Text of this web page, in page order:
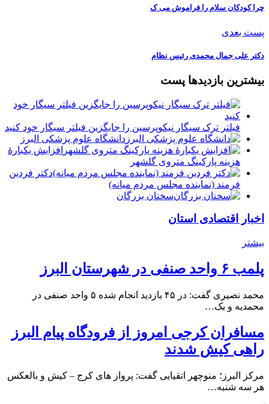
چرا کودکان سلام را فراموش می ک
پست بعدی
دکتر علی جمال محمدی رئیس نظام
بیشترین بازدیدها پست
فیلتر ترک سیگار نیکوپرسین را جایگزین فیلتر سیگار خود کنید
دانشگاه علوم پزشکی البرز
افزایش یکبارۀ
هزینه پارکینگ متروی گلشهر
دكتر فردين
فرمند (نماينده مجلس مردم میانه)
سخنان بزرگان
اخبار اقتصادی استان
بیشتر
پلمب ۶ واحد صنفی در شهرستان البرز
محمد نصیری گفت: در ۴۵ بازدید انجام شده ۵ واحد صنفی در
محمدیه و یک…
مسافران کرجی امروز از فرودگاه پیام البرز
راهی کیش شدند
مرکز البرز؛ منوچهر اتقیایی گفت: پرواز های کرج – کیش و بالعکس
هر سه شنبه…